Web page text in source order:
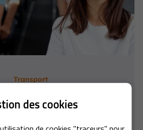
des cookies
Transport
et réaliser vos transports réguliers ou
scolaire...